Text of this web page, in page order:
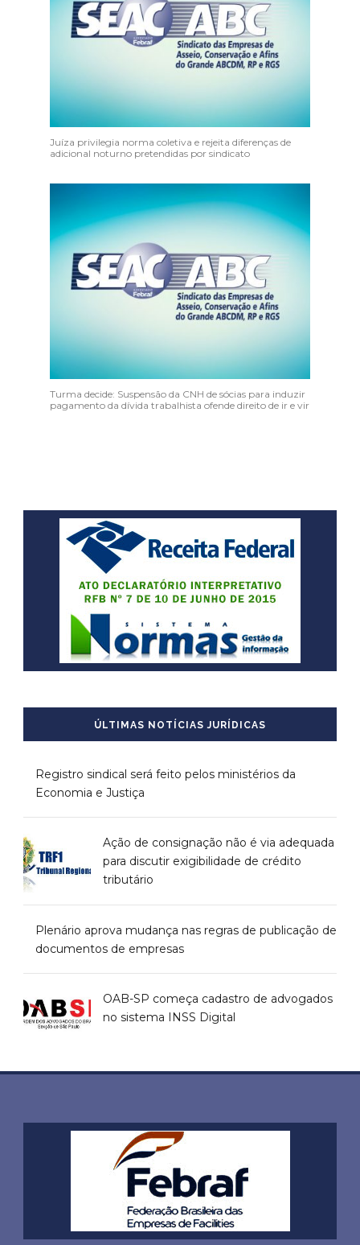
Juíza privilegia norma coletiva e rejeita diferenças de
adicional noturno pretendidas por sindicato
Turma decide: Suspensão da CNH de sócias para induzir
pagamento da dívida trabalhista ofende direito de ir e vir
ÚLTIMAS NOTÍCIAS JURÍDICAS
Registro sindical será feito pelos ministérios da
Economia e Justiça
Ação de consignação não é via adequada
para discutir exigibilidade de crédito
tributário
Plenário aprova mudança nas regras de publicação de
documentos de empresas
OAB-SP começa cadastro de advogados
no sistema INSS Digital